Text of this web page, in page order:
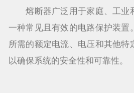
熔断器广泛用于家庭、工业
一种常见且有效的电路保护装置
所需的额定电流、电压和其他特
以确保系统的安全性和可靠性。